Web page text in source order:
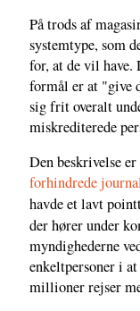
På trods af
systemtype, som
for, at de vil
formål er at "give
sig frit overalt
miskrediterede
Den beskrivelse
forhindrede
havde et lavt
der hører under
myndighederne
enkeltpersoner i
millioner rejser